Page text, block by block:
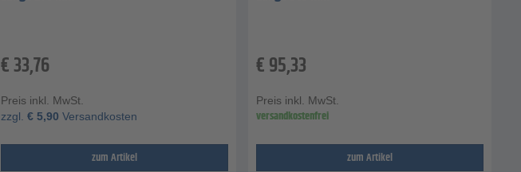
€33,76
Preis inkl. MwSt.
zzgl. € 5,90 Versandkosten
zum Artikel
€95,33
Preis inkl. MwSt.
versandkostenfrei
zum Artikel